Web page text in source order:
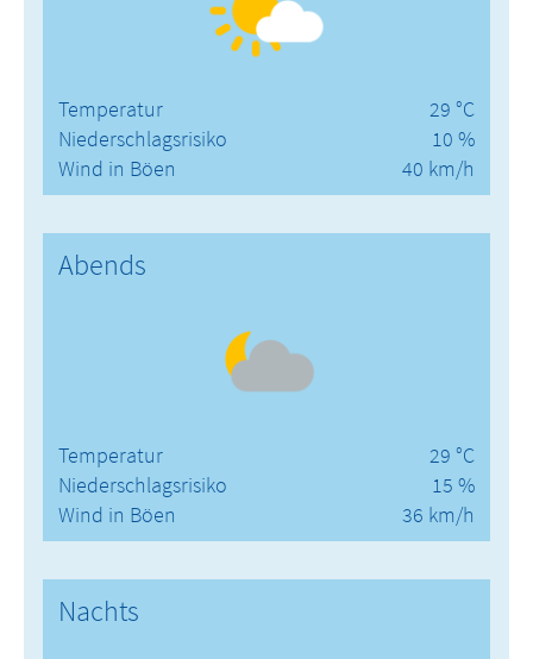
Temperatur
Niederschlagsrisiko
Wind in Böen
29 °C
10 %
40 km/h
Abends
Temperatur
Niederschlagsrisiko
Wind in Böen
29 °C
15 %
36 km/h
Nachts